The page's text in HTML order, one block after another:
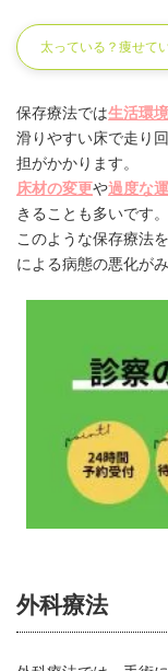
太っている？痩せて
保存療法では生活環境
滑りやすい床で走り
担がかかります。
床材の変更や過度な
きることも多いです。
このような保存療法
による病態の悪化が
外科療法